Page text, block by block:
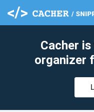
Cacher
organizer